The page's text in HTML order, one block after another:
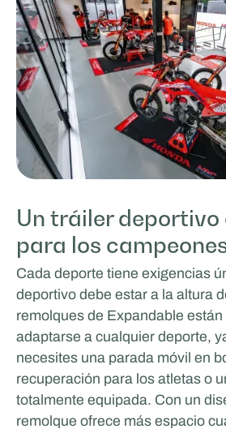
Un tráiler deportivo
para los
Cada deporte tiene exigencias
deportivo debe estar a la altura
remolques de Expandable
adaptarse a cualquier deporte,
necesites una parada móvil en
recuperación para los atletas o
totalmente equipada. Con un
remolque ofrece más espacio